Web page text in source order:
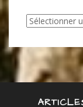
Articles
catégorie